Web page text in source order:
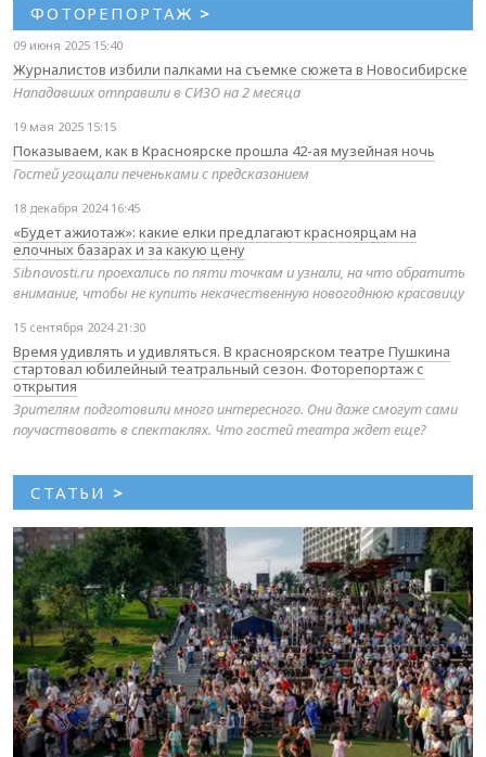
ФОТОРЕПОРТАЖ >
09 июня 2025 15:40
Журналистов избили палками на съемке сюжета в Новосибирске
Нападавших отправили в СИЗО на 2 месяца
19 мая 2025 15:15
Показываем, как в Красноярске прошла 42-ая музейная ночь
Гостей угощали печеньками с предсказанием
18 декабря 2024 16:45
«Будет ажиотаж»: какие елки предлагают красноярцам на
елочных базарах и за какую цену
Sibnovosti.ru проехались по пяти точкам и узнали, на что обратить
внимание, чтобы не купить некачественную новогоднюю красавицу
15 сентября 2024 21:30
Время удивлять и удивляться. В красноярском театре Пушкина
стартовал юбилейный театральный сезон. Фоторепортаж с
открытия
Зрителям подготовили много интересного. Они даже смогут сами
поучаствовать в спектаклях. Что гостей театра ждет еще?
СТАТЬИ >